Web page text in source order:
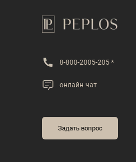
В наличии
Таблица размеров
8-800-2005-205 *
онлайн-чат
Задать вопрос